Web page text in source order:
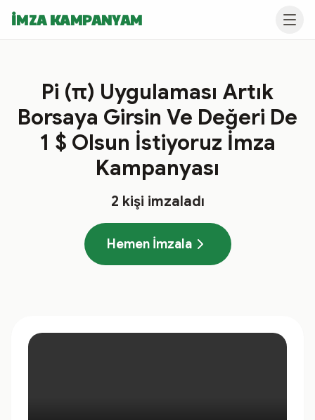
İMZA KAMPANYAM
Pi (π) Uygulaması Artık
Borsaya Girsin Ve Değeri De
1 $ Olsun İstiyoruz İmza
Kampanyası
2 kişi imzaladı
Hemen İmzala